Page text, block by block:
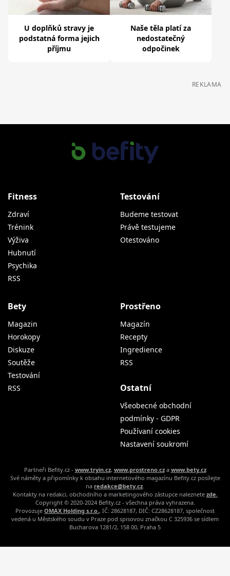
U doplňků stravy je
podstatná forma jejich
příjmu
Naše těla platí za
nedostatečný
odpočinek
REKLAMA
Fitness
Zdraví
Trénink
Výživa
Hubnutí
Psychika
RSS
Testování
Budeme testovat
Právě testujeme
Otestováno
Bety
Magazin
Horokopy
Diskuze
Soutěže
Testování
RSS
Prostřeno
Magazín
Recepty
Ingredience
RSS
Ostatní
Všeobecné obchodní
podmínky - GDPR
Používaní cookies
Nastavení soukromí
Partneři Befity.cz - www.tryin.cz, www.prostreno.cza www.bety.cz
Své náměty a připomínky k obsahu internetového magazínu Befity.cz posílejte
na redakce@bety.cz
Kontakty na redakci, obchodního a marketingového zástupce naleznete zde.
Copyright © 2020-2024 Befity.cz - všechna práva vyhrazena.
Provozuje OMAX Holding s.r.o., IČ: 28628187, DIČ: CZ28628187, společnost
vedená u Městského soudu v Praze pod spisovou značkou C 325936 se sídlem
Bucharova 1281/2, 158 00, Praha 5